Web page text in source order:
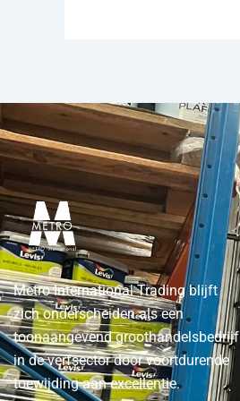
Metro International Trading blijft
zich onderscheiden als een
toonaangevend groothandelsbedrijf
in de verfsector door voortdurende
toewijding aan excellentie.